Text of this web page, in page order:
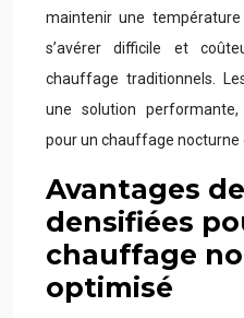
maintenir une
s’avérer difficile et
chauffage traditionnels.
une solution
pour un chauffage nocturne
Avantages
densifiées
chauffage
optimisé